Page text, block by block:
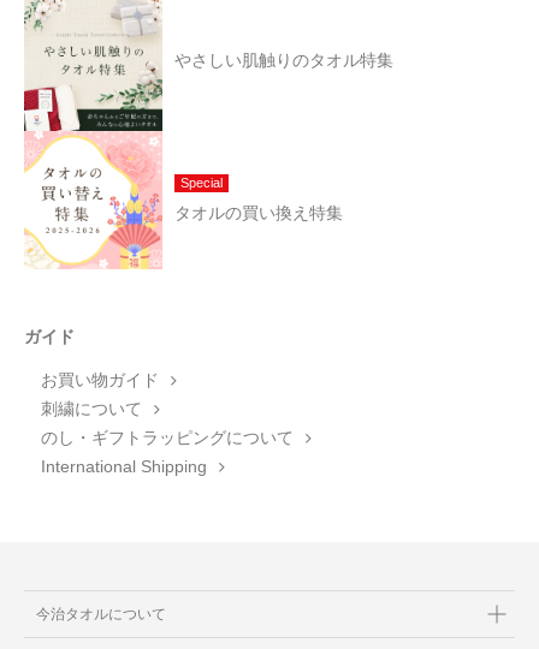
やさしい肌触りのタオル特集
Special
タオルの買い換え特集
ガイド
お買い物ガイド
刺繍について
のし・ギフトラッピングについて
International Shipping
今治タオルについて